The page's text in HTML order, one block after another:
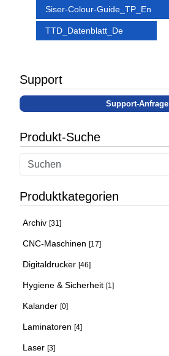
Siser-Colour-Guide_TP_En
TTD_Datenblatt_De
Support
Support-Anfrage
Produkt-Suche
Produktkategorien
Archiv [31]
CNC-Maschinen [17]
Digitaldrucker [46]
Hygiene & Sicherheit [1]
Kalander [0]
Laminatoren [4]
Laser [3]